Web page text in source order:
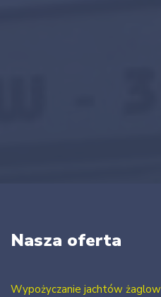
Nasza oferta
Wypożyczanie jachtów